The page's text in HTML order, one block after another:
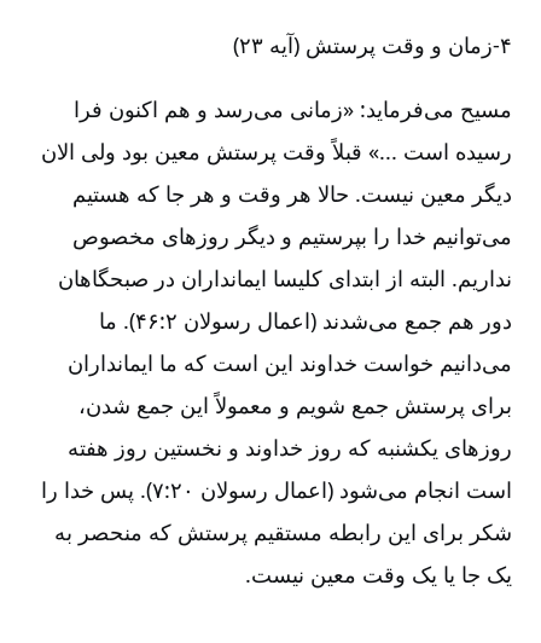
۴-‏‏‏زمان و وقت پرستش (آیه ۲۳)
مسیح می‌‌فرماید: «زمانی می‌‌رسد و هم اکنون فرا
رسیده است ...» قبلاً وقت پرستش معین بود ولی الان
دیگر معین نیست. حالا هر وقت و هر جا که هستیم
می‌‌توانیم خدا را بپرستیم و دیگر روزهای مخصوص
نداریم. البته از ابتدای کلیسا ایمانداران در صبحگاهان
دور هم جمع می‌‌شدند (اعمال رسولان ۲‏:‏۴۶). ما
می‌‌دانیم خواست خداوند این است که ما ایمانداران
برای پرستش جمع شویم و معمولاً این جمع شدن،
روزهای یکشنبه که روز خداوند و نخستین روز هفته
است انجام می‌‌شود (اعمال رسولان ۲۰‏:‏۷). پس خدا را
شکر برای این رابطه مستقیم پرستش که منحصر به
یک جا یا یک وقت معین نیست.